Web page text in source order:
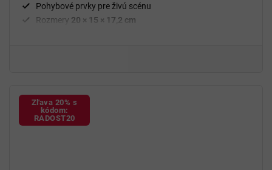
Pohybové prvky pre živú scénu
Rozmery 20 × 15 × 17,2 cm
Zľava 20% s
kódom:
RADOST20